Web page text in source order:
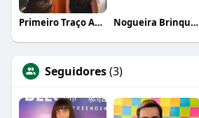
Primeiro Traço Arquitetura Nogueira Brinquedos
Seguidores(3)